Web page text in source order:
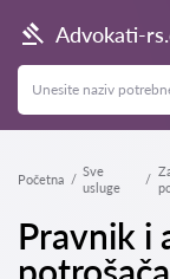
Advokati-
Početna
Sve
usluge
Pravnik i